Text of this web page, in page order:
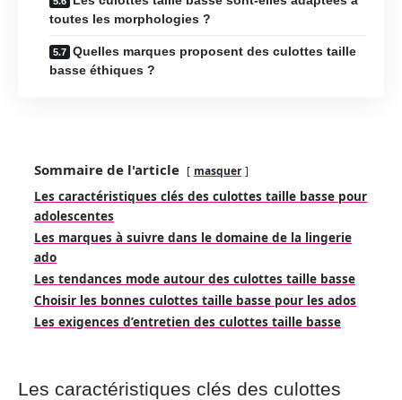
toutes les morphologies ?
Quelles marques proposent des culottes taille
basse éthiques ?
Sommaire de l'article masquer
Les caractéristiques clés des culottes taille basse pour
adolescentes
Les marques à suivre dans le domaine de la lingerie
ado
Les tendances mode autour des culottes taille basse
Choisir les bonnes culottes taille basse pour les ados
Les exigences d’entretien des culottes taille basse
Les caractéristiques clés des culottes